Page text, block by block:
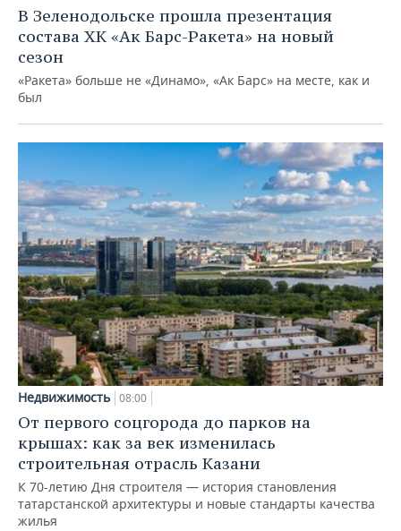
В Зеленодольске прошла презентация
состава ХК «Ак Барс-Ракета» на новый
сезон
«Ракета» больше не «Динамо», «Ак Барс» на месте, как и
был
Недвижимость 08:00
От первого соцгорода до парков на
крышах: как за век изменилась
строительная отрасль Казани
К 70-летию Дня строителя — история становления
татарстанской архитектуры и новые стандарты качества
жилья